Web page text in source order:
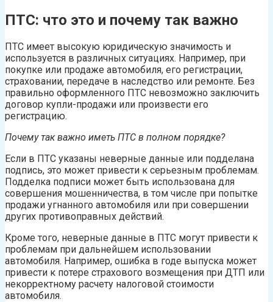
ПТС: что это и почему так важно
ПТС имеет высокую юридическую значимость и
используется в различных ситуациях. Например, при
покупке или продаже автомобиля, его регистрации,
страховании, передаче в наследство или ремонте. Без
правильно оформленного ПТС невозможно заключить
договор купли-продажи или произвести его
регистрацию.
Почему так важно иметь ПТС в полном порядке?
Если в ПТС указаны неверные данные или подделана
подпись, это может привести к серьезным проблемам.
Подделка подписи может быть использована для
совершения мошенничества, в том числе при попытке
продажи угнанного автомобиля или при совершении
других противоправных действий.
Кроме того, неверные данные в ПТС могут привести к
проблемам при дальнейшем использовании
автомобиля. Например, ошибка в годе выпуска может
привести к потере страхового возмещения при ДТП или
некорректному расчету налоговой стоимости
автомобиля.